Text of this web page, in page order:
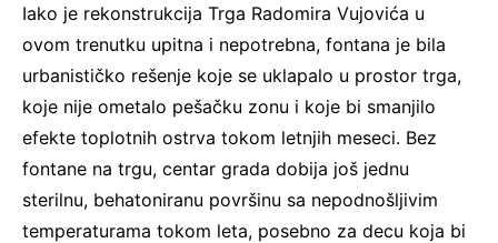
Iako je rekonstrukcija Trga Radomira Vujovića u
ovom trenutku upitna i nepotrebna, fontana je bila
urbanističko rešenje koje se uklapalo u prostor trga,
koje nije ometalo pešačku zonu i koje bi smanjilo
efekte toplotnih ostrva tokom letnjih meseci. Bez
fontane na trgu, centar grada dobija još jednu
sterilnu, behatoniranu površinu sa nepodnošljivim
temperaturama tokom leta, posebno za decu koja bi